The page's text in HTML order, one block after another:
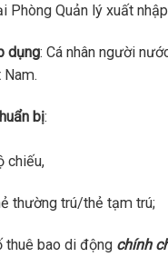
Phòng Quản lý xuất
dụng: Cá nhân người
Nam.
bị:
chiếu,
thường trú/thẻ tạm trú;
thuê bao di động chính